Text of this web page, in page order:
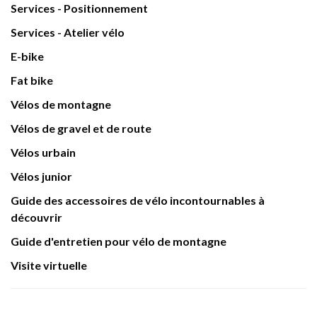
Services - Positionnement
Services - Atelier vélo
E-bike
Fat bike
Vélos de montagne
Vélos de gravel et de route
Vélos urbain
Vélos junior
Guide des accessoires de vélo incontournables à
découvrir
Guide d'entretien pour vélo de montagne
Visite virtuelle